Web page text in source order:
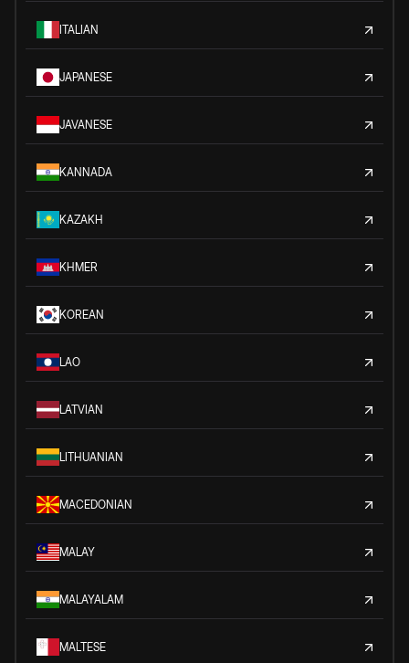
ITALIAN
JAPANESE
JAVANESE
KANNADA
KAZAKH
KHMER
KOREAN
LAO
LATVIAN
LITHUANIAN
MACEDONIAN
MALAY
MALAYALAM
MALTESE